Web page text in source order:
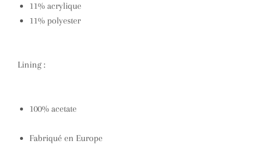
11% acrylique
11% polyester
Lining :
100% acetate
Fabriqué en Europe